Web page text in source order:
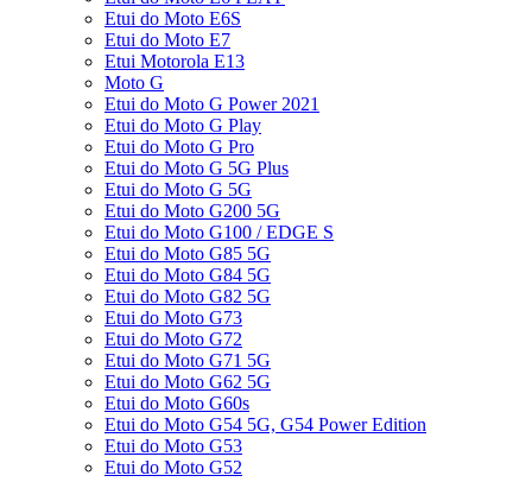
Etui do Moto E6S
Etui do Moto E7
Etui Motorola E13
Moto G
Etui do Moto G Power 2021
Etui do Moto G Play
Etui do Moto G Pro
Etui do Moto G 5G Plus
Etui do Moto G 5G
Etui do Moto G200 5G
Etui do Moto G100 / EDGE S
Etui do Moto G85 5G
Etui do Moto G84 5G
Etui do Moto G82 5G
Etui do Moto G73
Etui do Moto G72
Etui do Moto G71 5G
Etui do Moto G62 5G
Etui do Moto G60s
Etui do Moto G54 5G, G54 Power Edition
Etui do Moto G53
Etui do Moto G52